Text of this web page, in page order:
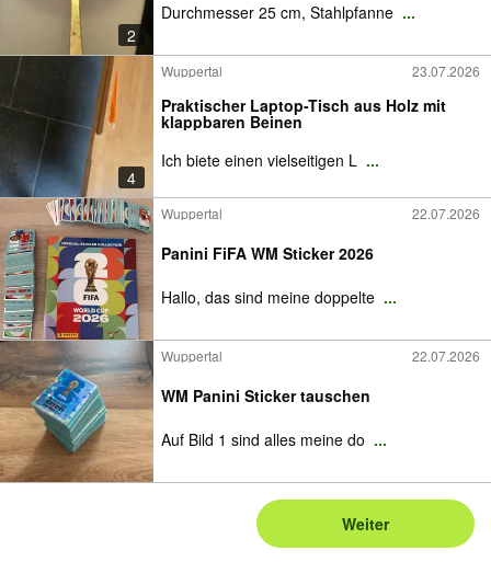
2
Durchmesser 25 cm, Stahlpfanne ...
4
Wuppertal 23.07.2026
Praktischer Laptop-Tisch aus Holz mit
klappbaren Beinen
Ich biete einen vielseitigen L ...
Wuppertal 22.07.2026
Panini FiFA WM Sticker 2026
Hallo, das sind meine doppelte ...
Wuppertal 22.07.2026
WM Panini Sticker tauschen
Auf Bild 1 sind alles meine do ...
Weiter